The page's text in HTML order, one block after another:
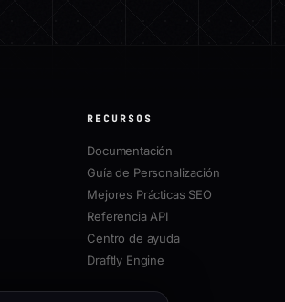
RECURSOS
Documentación
Guía de Personalización
Mejores Prácticas SEO
Referencia API
Centro de ayuda
Draftly Engine